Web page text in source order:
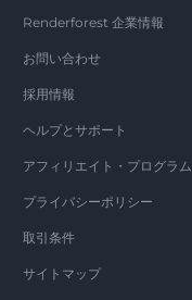
Renderforest 企業情報
お問い合わせ
採用情報
ヘルプとサポート
アフィリエイト・プログラム
プライバシーポリシー
取引条件
サイトマップ